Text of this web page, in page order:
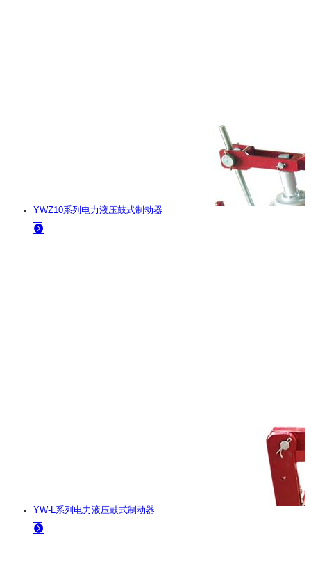
YWZ10系列电力液压鼓式制动器
...
YW-L系列电力液压鼓式制动器
...